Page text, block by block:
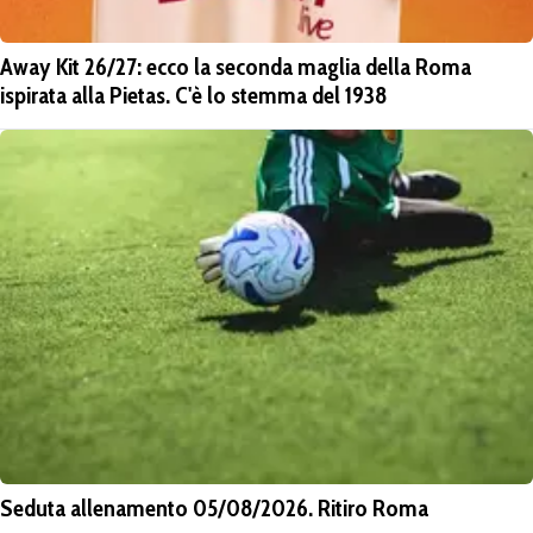
Away Kit 26/27: ecco la seconda maglia della Roma
ispirata alla Pietas. C'è lo stemma del 1938
Seduta allenamento 05/08/2026. Ritiro Roma